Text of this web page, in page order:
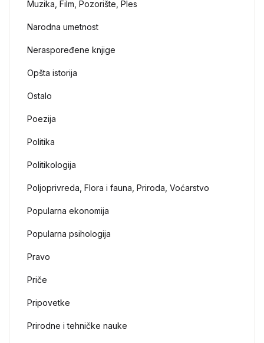
Muzika, Film, Pozorište, Ples
Narodna umetnost
Neraspoređene knjige
Opšta istorija
Ostalo
Poezija
Politika
Politikologija
Poljoprivreda, Flora i fauna, Priroda, Voćarstvo
Popularna ekonomija
Popularna psihologija
Pravo
Priče
Pripovetke
Prirodne i tehničke nauke